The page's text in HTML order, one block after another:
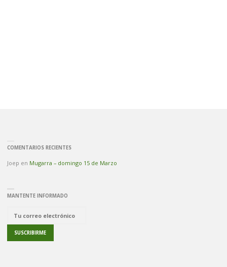
COMENTARIOS RECIENTES
Joep en Mugarra – domingo 15 de Marzo
MANTENTE INFORMADO